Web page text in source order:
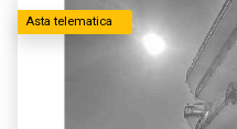
Asta telematica